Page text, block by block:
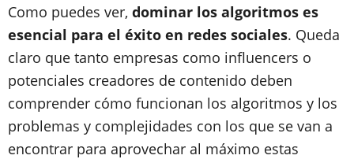
Como puedes ver, dominar los algoritmos es
esencial para el éxito en redes sociales. Queda
claro que tanto empresas como influencers o
potenciales creadores de contenido deben
comprender cómo funcionan los algoritmos y los
problemas y complejidades con los que se van a
encontrar para aprovechar al máximo estas